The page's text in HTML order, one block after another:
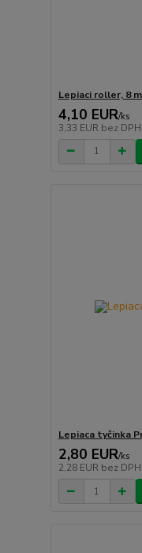
Lepiaci roller, 8
4,10 EUR/ks
3,33 EUR bez DPH
Lepiaca tyčinka
2,80 EUR/ks
2,28 EUR bez DPH